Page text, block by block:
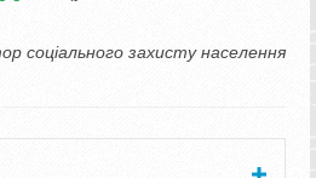
соціального захисту населення